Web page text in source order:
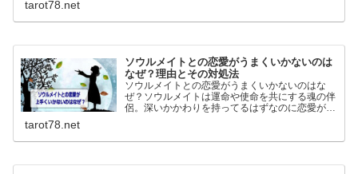
分よく判っています。
tarot78.net
ソウルメイトとの恋愛がうまくいかないのは
なぜ？理由とその対処法
ソウルメイトとの恋愛がうまくいかないのはな
ぜ？ソウルメイトは運命や使命を共にする魂の伴
侶。深いかかわりを持ってるはずなのに恋愛がう
た。
tarot78.net